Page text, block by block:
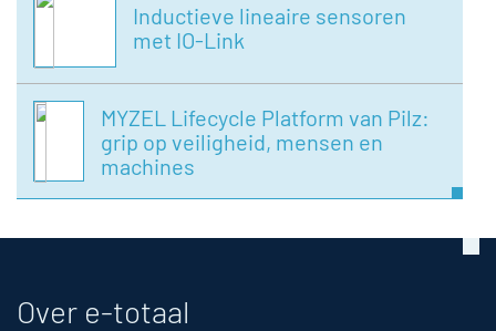
Inductieve lineaire sensoren
met IO-Link
MYZEL Lifecycle Platform van Pilz:
grip op veiligheid, mensen en
machines
Over e-totaal